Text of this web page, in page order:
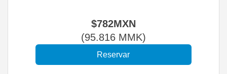
$782MXN
(95.816 MMK)